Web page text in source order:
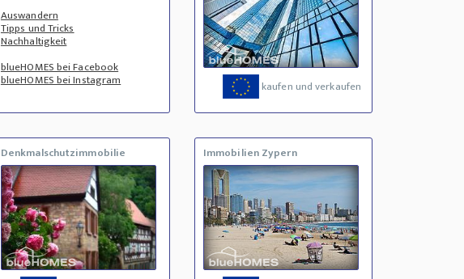
Auswandern
Tipps und Tricks
Nachhaltigkeit
blueHOMES bei Facebook
blueHOMES bei Instagram kaufen und verkaufen
Denkmalschutzimmobilie Immobilien Zypern